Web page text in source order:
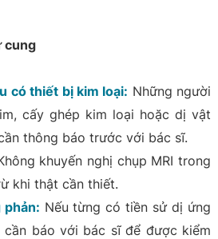
cung
có thiết bị kim loại: Những người
cấy ghép kim loại hoặc dị vật
thông báo trước với bác sĩ.
khuyến nghị chụp MRI trong
khi thật cần thiết.
Nếu từng có tiền sử dị ứng
cần báo với bác sĩ để được kiểm